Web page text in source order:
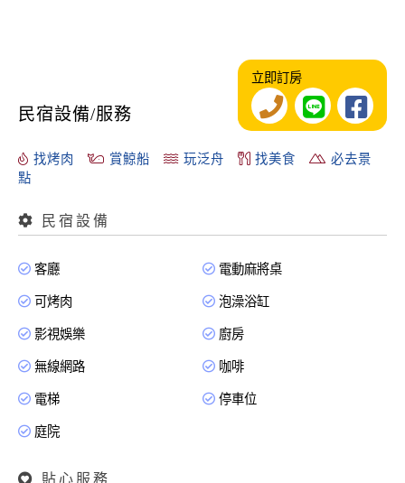
民宿設備/服務
立即訂房
找烤肉 賞鯨船 玩泛舟 找美食
必去景
點
民宿設備
客廳 電動麻將桌
可烤肉 泡澡浴缸
影視娛樂 廚房
無線網路 咖啡
電梯 停車位
庭院
貼心服務